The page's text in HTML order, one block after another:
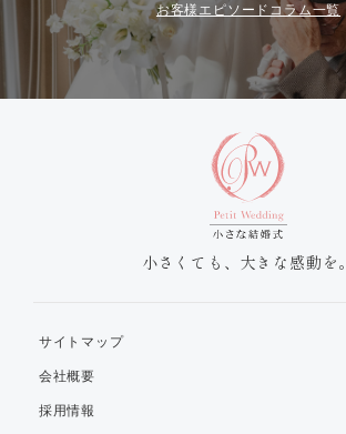
お客様エピソードコラム一覧
小さくても、大きな感動を。
サイトマップ
会社概要
採用情報